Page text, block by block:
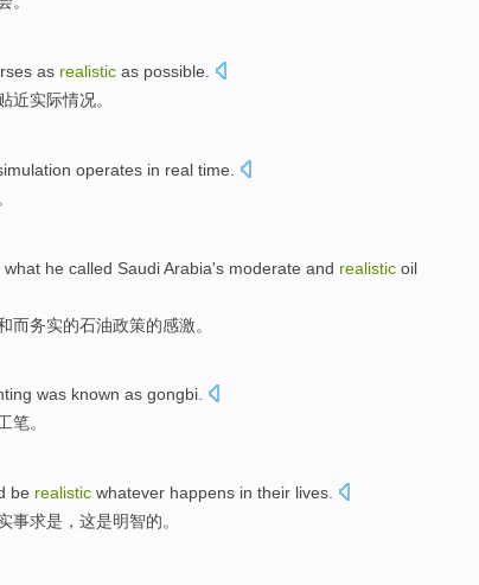
as realistic as possible
近实际情况。
operates in real time
what he called Saudi Arabia's moderate and realistic oil
而务实的石油政策的感激。
was known as gongbi.
笔。
be realistic whatever happens in their lives.
事求是，这是明智的。